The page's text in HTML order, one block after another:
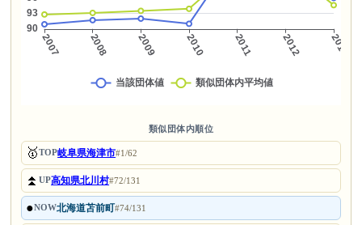
類似団体内順位
🥇TOP岐阜県海津市#1/62
⏫UP高知県北川村#72/131
●NOW北海道苫前町#74/131